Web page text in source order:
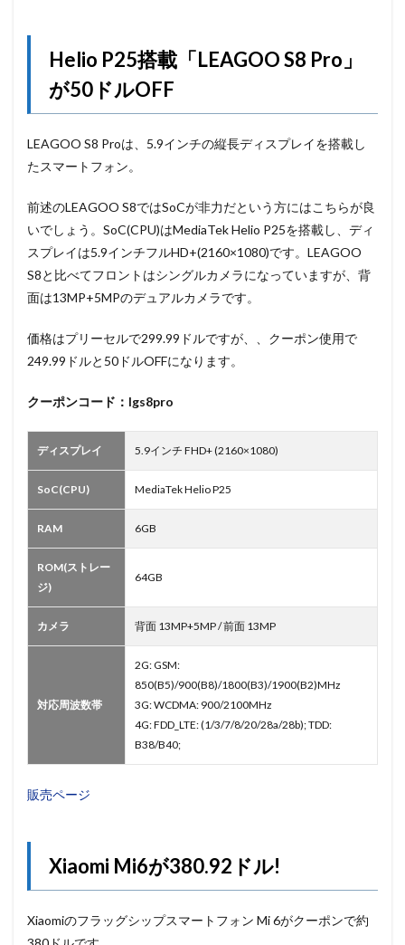
Helio P25搭載「LEAGOO S8 Pro」
が50ドルOFF
LEAGOO S8 Proは、5.9インチの縦長ディスプレイを搭載し
たスマートフォン。
前述のLEAGOO S8ではSoCが非力だという方にはこちらが良
いでしょう。SoC(CPU)はMediaTek Helio P25を搭載し、ディ
スプレイは5.9インチフルHD+(2160×1080)です。LEAGOO
S8と比べてフロントはシングルカメラになっていますが、背
面は13MP+5MPのデュアルカメラです。
価格はプリーセルで299.99ドルですが、、クーポン使用で
249.99ドルと50ドルOFFになります。
クーポンコード：lgs8pro
ディスプレイ 5.9インチ FHD+ (2160×1080)
SoC(CPU) MediaTek Helio P25
RAM 6GB
ROM(ストレー
ジ)
64GB
カメラ 背面 13MP+5MP / 前面 13MP
対応周波数帯
2G: GSM:
850(B5)/900(B8)/1800(B3)/1900(B2)MHz
3G: WCDMA: 900/2100MHz
4G: FDD_LTE: (1/3/7/8/20/28a/28b); TDD:
B38/B40;
販売ページ
Xiaomi Mi6が380.92ドル!
Xiaomiのフラッグシップスマートフォン Mi 6がクーポンで約